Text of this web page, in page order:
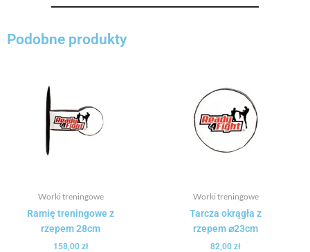
Podobne produkty
Worki treningowe
Ramię treningowe z
rzepem 28cm
158,00 zł
Worki treningowe
Tarcza okrągła z
rzepem ⌀23cm
82,00 zł